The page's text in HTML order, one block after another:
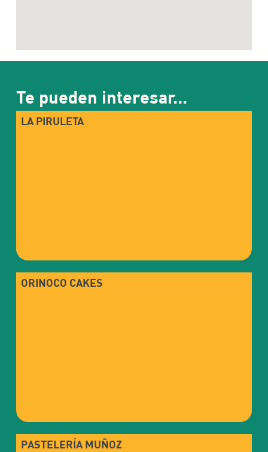
Te pueden interesar...
LA PIRULETA
ORINOCO CAKES
PASTELERÍA MUÑOZ